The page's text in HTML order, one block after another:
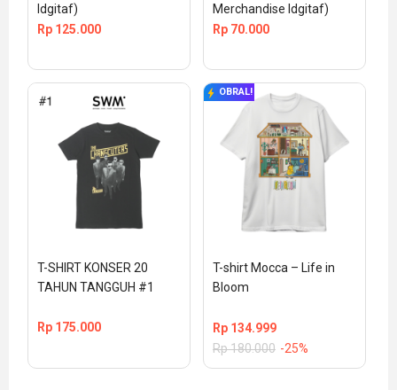
Idgitaf)
Rp 125.000
Merchandise Idgitaf)
Rp 70.000
T-SHIRT KONSER 20
TAHUN TANGGUH #1
Rp 175.000
OBRAL!
T-shirt Mocca – Life in
Bloom
Rp 134.999
Rp180.000 -25%